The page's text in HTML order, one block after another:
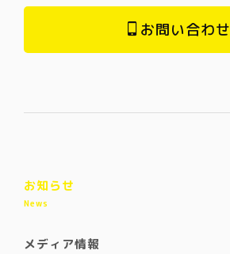
お問い合わせ
お知らせ
News
メディア情報